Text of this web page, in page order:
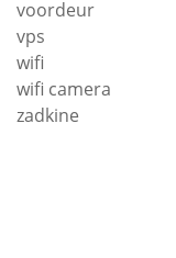
voordeur
vps
wifi
wifi camera
zadkine